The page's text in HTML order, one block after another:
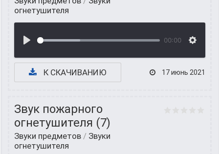
огнетушителя
00:00
К СКАЧИВАНИЮ 17 июнь 2021
Звук пожарного
огнетушителя (7)
Звуки предметов / Звуки
огнетушителя